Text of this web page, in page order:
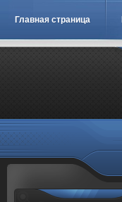
Главная страница